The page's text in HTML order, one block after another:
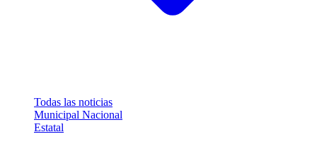
Todas las noticias
Municipal Nacional
Estatal